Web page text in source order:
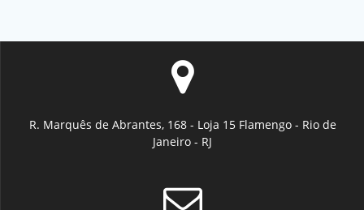
R. Marquês de Abrantes, 168 - Loja 15 Flamengo - Rio de
Janeiro - RJ